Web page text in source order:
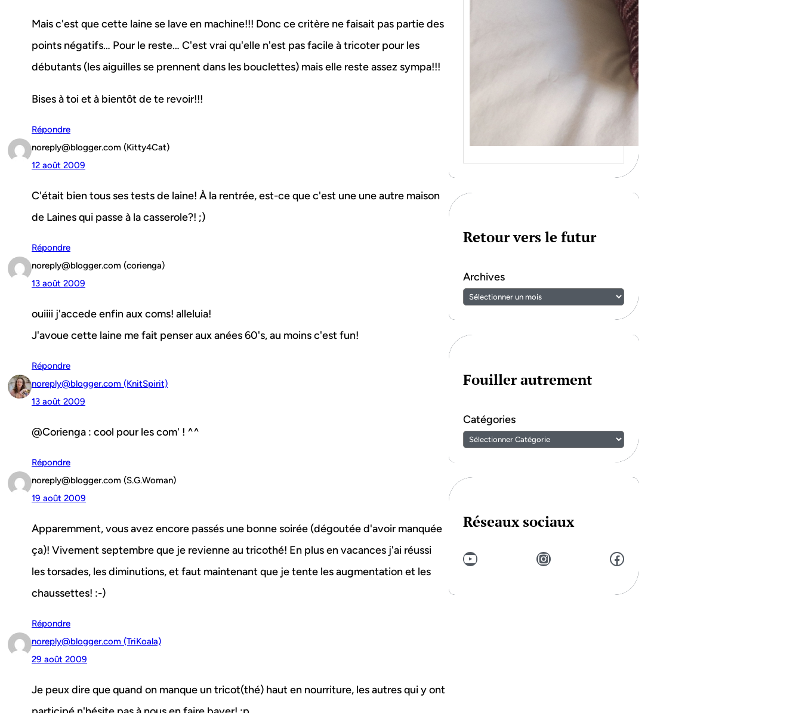
Mais c'est que cette laine se lave en machine!!! Donc ce critère ne faisait pas partie des
points négatifs… Pour le reste… C'est vrai qu'elle n'est pas facile à tricoter pour les
débutants (les aiguilles se prennent dans les bouclettes) mais elle reste assez sympa!!!
Bises à toi et à bientôt de te revoir!!!
Répondre
noreply@blogger.com (Kitty4Cat)
12 août 2009
C'était bien tous ses tests de laine! À la rentrée, est-ce que c'est une une autre maison
de Laines qui passe à la casserole?! ;)
Répondre
noreply@blogger.com (corienga)
13 août 2009
ouiiii j'accede enfin aux coms! alleluia!
J'avoue cette laine me fait penser aux anées 60's, au moins c'est fun!
Répondre
noreply@blogger.com (KnitSpirit)
13 août 2009
@Corienga : cool pour les com' ! ^^
Répondre
noreply@blogger.com (S.G.Woman)
19 août 2009
Apparemment, vous avez encore passés une bonne soirée (dégoutée d'avoir manquée
ça)! Vivement septembre que je revienne au tricothé! En plus en vacances j'ai réussi
les torsades, les diminutions, et faut maintenant que je tente les augmentation et les
chaussettes! :-)
Répondre
noreply@blogger.com (TriKoala)
29 août 2009
Je peux dire que quand on manque un tricot(thé) haut en nourriture, les autres qui y ont
Retour vers le futur
Archives
Fouiller autrement
Catégories
Réseaux sociaux
YouTube Instagram Facebook